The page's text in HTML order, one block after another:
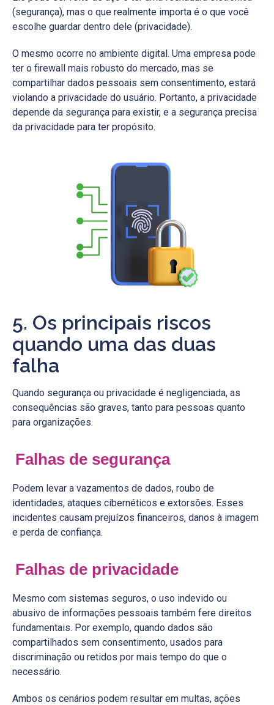
(segurança), mas o que realmente importa é o que você
escolhe guardar dentro dele (privacidade).
O mesmo ocorre no ambiente digital. Uma empresa pode
ter o firewall mais robusto do mercado, mas se
compartilhar dados pessoais sem consentimento, estará
violando a privacidade do usuário. Portanto, a privacidade
depende da segurança para existir, e a segurança precisa
da privacidade para ter propósito.
5. Os principais riscos
quando uma das duas
falha
Quando segurança ou privacidade é negligenciada, as
consequências são graves, tanto para pessoas quanto
para organizações.
Falhas de segurança
Podem levar a vazamentos de dados, roubo de
identidades, ataques cibernéticos e extorsões. Esses
incidentes causam prejuízos financeiros, danos à imagem
e perda de confiança.
Falhas de privacidade
Mesmo com sistemas seguros, o uso indevido ou
abusivo de informações pessoais também fere direitos
fundamentais. Por exemplo, quando dados são
compartilhados sem consentimento, usados para
discriminação ou retidos por mais tempo do que o
necessário.
Ambos os cenários podem resultar em multas, ações